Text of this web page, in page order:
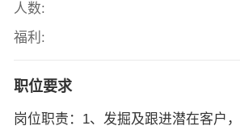
人数:
福利:
职位要求
岗位职责：1、发掘及跟进潜在客户